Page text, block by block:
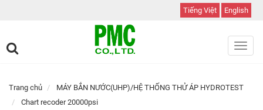
Tiếng Việt English
Trang chủ
MÁY BẮN NƯỚC(UHP)/HỆ THỐNG THỬ ÁP HYDROTEST
Chart recoder 20000psi